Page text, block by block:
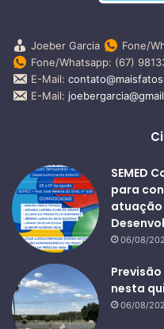
Joeber Garcia
Fone/
Fone/Whatsapp: (67)
E-Mail:
E-Mail:
SEMED
para
atuação
06/08/
nesta
06/08/